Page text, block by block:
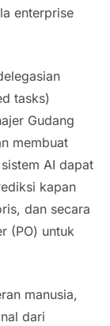
enterprise
tasks)
Gudang
membuat
AI dapat
kapan
dan secara
(PO) untuk
manusia,
dari